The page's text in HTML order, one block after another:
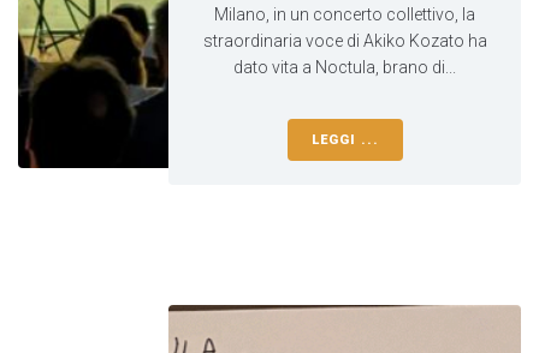
Milano, in un concerto collettivo, la
straordinaria voce di Akiko Kozato ha
dato vita a Noctula, brano di...
LEGGI ...